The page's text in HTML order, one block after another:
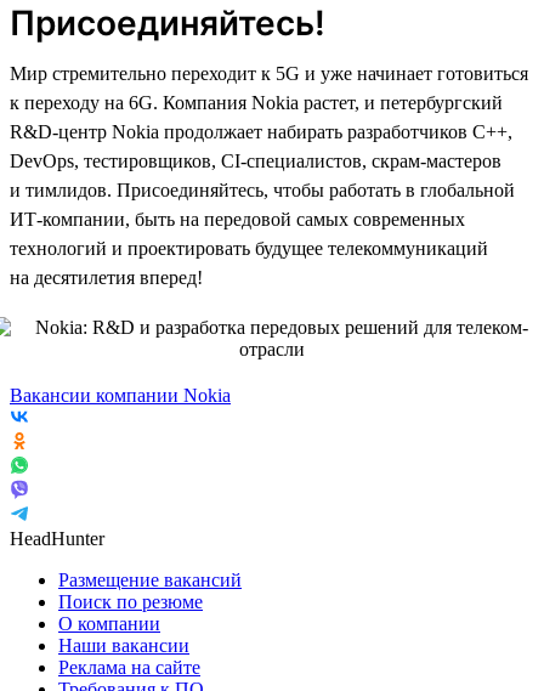
Присоединяйтесь!
Мир стремительно переходит к 5G и уже начинает готовиться
к переходу на 6G. Компания Nokia растет, и петербургский
R&D-центр Nokia продолжает набирать разработчиков C++,
DevOps, тестировщиков, CI-специалистов, скрам-мастеров
и тимлидов. Присоединяйтесь, чтобы работать в глобальной
ИТ-компании, быть на передовой самых современных
технологий и проектировать будущее телекоммуникаций
на десятилетия вперед!
Вакансии компании Nokia
HeadHunter
Размещение вакансий
Поиск по резюме
О компании
Наши вакансии
Реклама на сайте